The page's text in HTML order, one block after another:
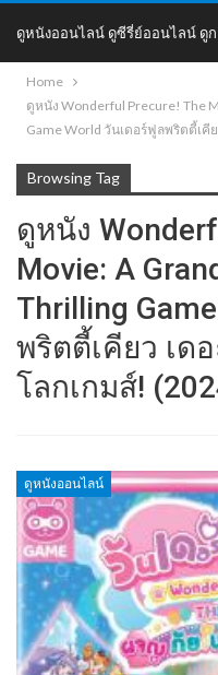
ดูหนังออนไลน์ ดูซีรี่ย์ออนไลน์ ดูก
DoDoNung
Home
ดูหนัง Wonderful Precure! The
Game World วันเดอร์ฟูลพริตตี้เคี
Browsing Tag
ดูหนัง
Movie: A
Thrilling
พริตตี้เคียว เด
โลกเกมส์!
ดูหนังออนไลน์